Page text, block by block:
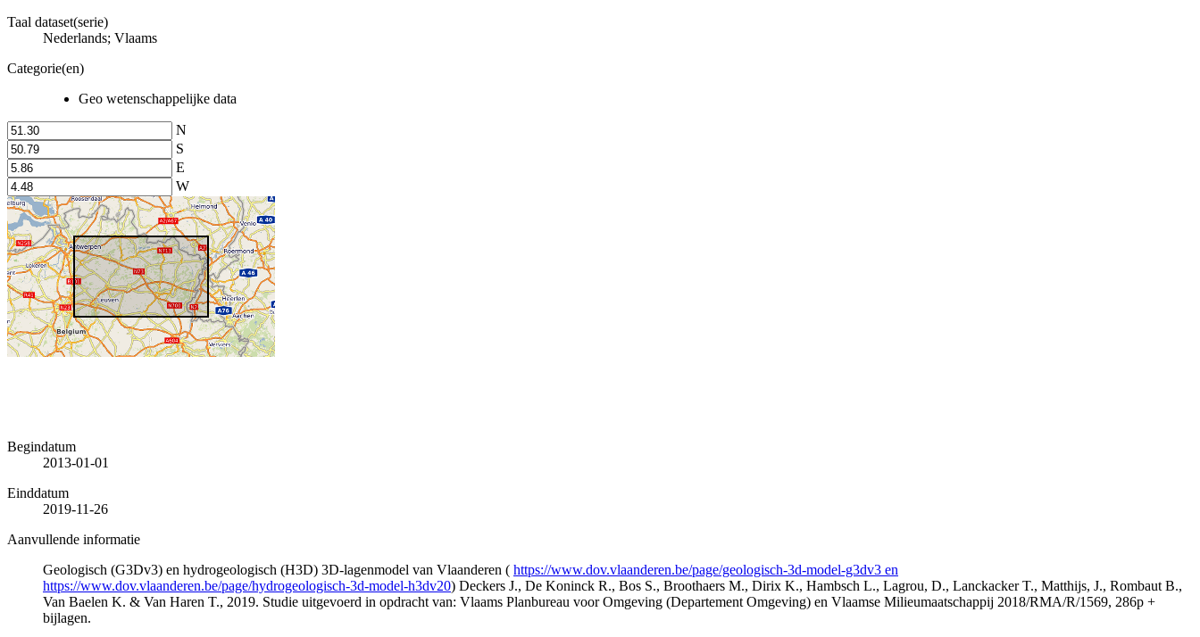
Taal dataset(serie)
Nederlands; Vlaams
Categorie(en)
Geo wetenschappelijke data
N
S
E
W
Begindatum
2013-01-01
Einddatum
2019-11-26
Aanvullende informatie
Geologisch (G3Dv3) en hydrogeologisch (H3D) 3D-lagenmodel van Vlaanderen ( https://www.dov.vlaanderen.be/page/geologisch-3d-model-g3dv3 en
https://www.dov.vlaanderen.be/page/hydrogeologisch-3d-model-h3dv20) Deckers J., De Koninck R., Bos S., Broothaers M., Dirix K., Hambsch L., Lagrou, D., Lanckacker T., Matthijs, J., Rombaut B.,
Van Baelen K. & Van Haren T., 2019. Studie uitgevoerd in opdracht van: Vlaams Planbureau voor Omgeving (Departement Omgeving) en Vlaamse Milieumaatschappij 2018/RMA/R/1569, 286p +
bijlagen.